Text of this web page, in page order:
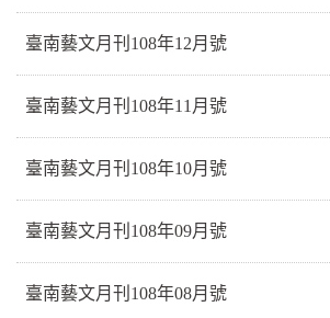
臺南藝文月刊108年12月號
臺南藝文月刊108年11月號
臺南藝文月刊108年10月號
臺南藝文月刊108年09月號
臺南藝文月刊108年08月號